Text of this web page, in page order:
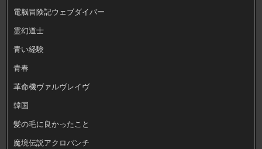
電脳冒険記ウェブダイバー
霊幻道士
青い経験
青春
革命機ヴァルヴレイヴ
韓国
髪の毛に良かったこと
魔境伝説アクロバンチ